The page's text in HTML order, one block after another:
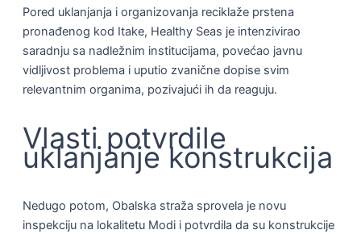
Pored uklanjanja i organizovanja reciklaže prstena
pronađenog kod Itake, Healthy Seas je intenzivirao
saradnju sa nadležnim institucijama, povećao javnu
vidljivost problema i uputio zvanične dopise svim
relevantnim organima, pozivajući ih da reaguju.
Vlasti potvrdile
uklanjanje konstrukcija
Nedugo potom, Obalska straža sprovela je novu
inspekciju na lokalitetu Modi i potvrdila da su konstrukcije